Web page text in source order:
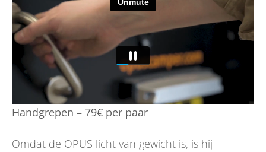
Handgrepen – 79€ per paar
Omdat de OPUS licht van gewicht is, is hij